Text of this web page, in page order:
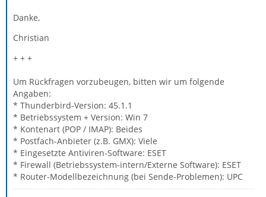
Danke,
Christian
+ + +
Um Rückfragen vorzubeugen, bitten wir um folgende
Angaben:
* Thunderbird-Version: 45.1.1
* Betriebssystem + Version: Win 7
* Kontenart (POP / IMAP): Beides
* Postfach-Anbieter (z.B. GMX): Viele
* Eingesetzte Antiviren-Software: ESET
* Firewall (Betriebssystem-intern/Externe Software): ESET
* Router-Modellbezeichnung (bei Sende-Problemen): UPC